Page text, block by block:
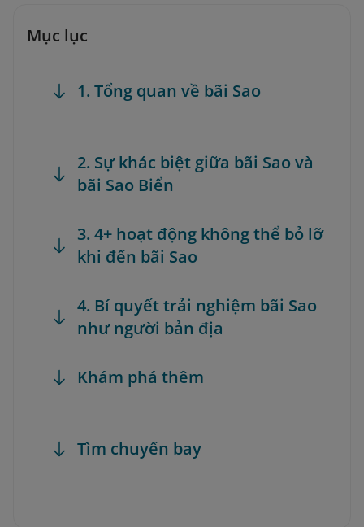
Mục lục
1. Tổng quan về bãi Sao
2. Sự khác biệt giữa bãi Sao và
bãi Sao Biển
3. 4+ hoạt động không thể bỏ lỡ
khi đến bãi Sao
4. Bí quyết trải nghiệm bãi Sao
như người bản địa
Khám phá thêm
Tìm chuyến bay